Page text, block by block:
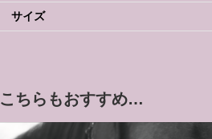
サイズ
こちらもおすすめ…